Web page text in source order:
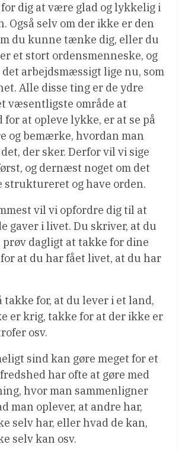
dig at være glad og lykkelig i
Også selv om der ikke er den
du kunne tænke dig, eller du
et stort ordensmenneske, og
arbejdsmæssigt lige nu, som
Alle disse ting er de ydre
væsentligste område at
for at opleve lykke, er at se på
og bemærke, hvordan man
der sker. Derfor vil vi sige
og dernæst noget om det
struktureret og have orden.
vil vi opfordre dig til at
gaver i livet. Du skriver, at du
prøv dagligt at takke for dine
at du har fået livet, at du har
takke for, at du lever i et land,
er krig, takke for at der ikke er
osv.
sind kan gøre meget for et
har ofte at gøre med
hvor man sammenligner
man oplever, at andre har,
selv har, eller hvad de kan,
selv kan osv.